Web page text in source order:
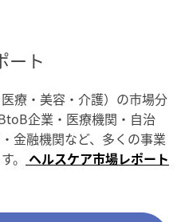
ート
療・美容・介護）の市場分
企業・医療機関・自治
金融機関など、多くの事業
。 ヘルスケア市場レポート